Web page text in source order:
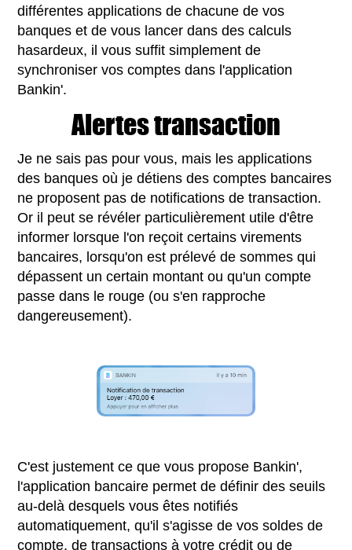
différentes applications de chacune de vos
banques et de vous lancer dans des calculs
hasardeux, il vous suffit simplement de
synchroniser vos comptes dans l'application
Bankin'.
Alertes transaction
Je ne sais pas pour vous, mais les applications
des banques où je détiens des comptes bancaires
ne proposent pas de notifications de transaction.
Or il peut se révéler particulièrement utile d'être
informer lorsque l'on reçoit certains virements
bancaires, lorsqu'on est prélevé de sommes qui
dépassent un certain montant ou qu'un compte
passe dans le rouge (ou s'en rapproche
dangereusement).
C'est justement ce que vous propose Bankin',
l'application bancaire permet de définir des seuils
au-delà desquels vous êtes notifiés
automatiquement, qu'il s'agisse de vos soldes de
compte, de transactions à votre crédit ou de